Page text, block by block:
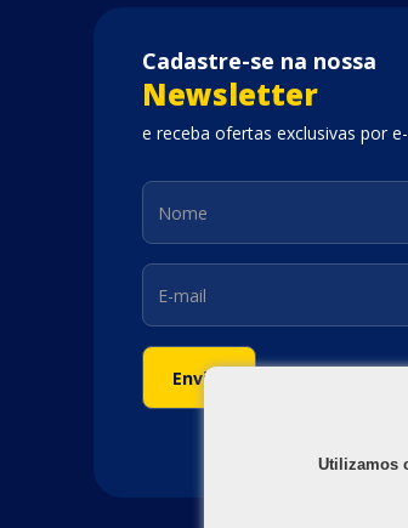
Utilizamos
Cadastre-se na nossa
Newsletter
e receba ofertas exclusivas por